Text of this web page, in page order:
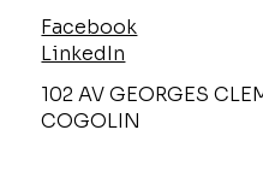
102 AV GEORGES
COGOLIN
Facebook
LinkedIn